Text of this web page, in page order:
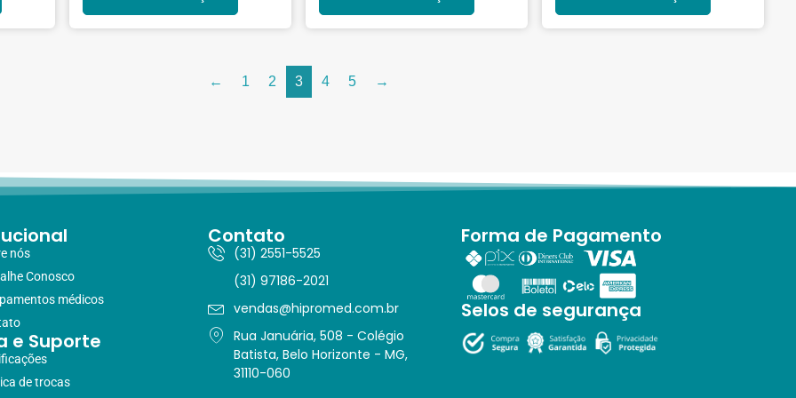
← 1 2 3 4 5 →
nós
Conosco
médicos
e Suporte
de trocas
Contato
(31) 2551-5525
(31) 97186-2021
vendas@hipromed.com.br
Rua Januária, 508 - Colégio
Batista, Belo Horizonte - MG,
31110-060
Forma de Pagamento
Selos de segurança